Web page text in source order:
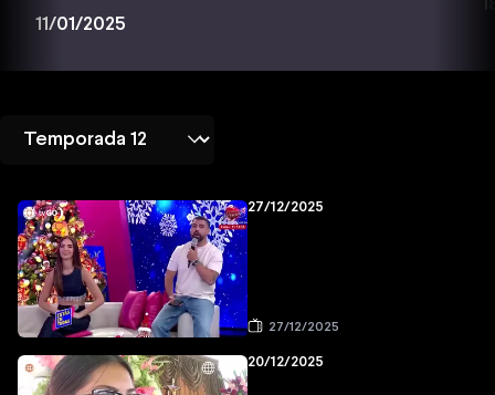
11/01/2025
27/12/2025
27/12/2025
20/12/2025